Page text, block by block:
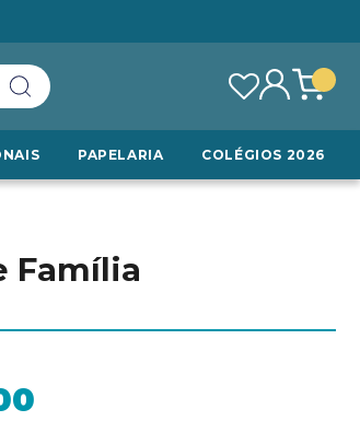
PAPELARIA COLÉGIOS 2026
Família